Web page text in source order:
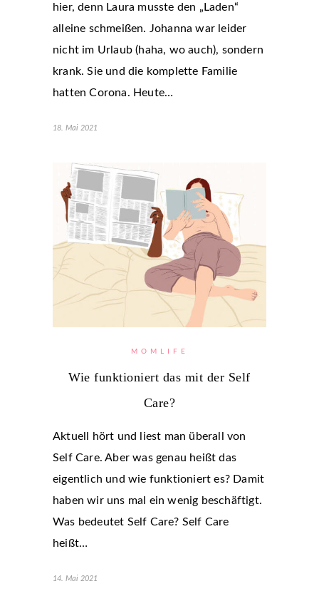
hier, denn Laura musste den „Laden“
alleine schmeißen. Johanna war leider
nicht im Urlaub (haha, wo auch), sondern
krank. Sie und die komplette Familie
hatten Corona. Heute…
18. Mai 2021
MOMLIFE
Wie funktioniert das mit der Self
Care?
Aktuell hört und liest man überall von
Self Care. Aber was genau heißt das
eigentlich und wie funktioniert es? Damit
haben wir uns mal ein wenig beschäftigt.
Was bedeutet Self Care? Self Care
heißt…
14. Mai 2021